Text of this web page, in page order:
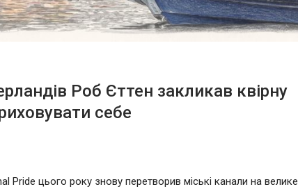
Роб Єттен закликав квірну
себе
Pride цього року знову перетворив міські канали на велике